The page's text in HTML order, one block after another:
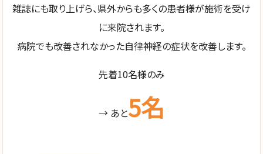
雑誌にも取り上げら、県外からも多くの患者様が施術を受け
に来院されます。
病院でも改善されなかった自律神経の症状を改善します。
先着10名様のみ
→ あと5名